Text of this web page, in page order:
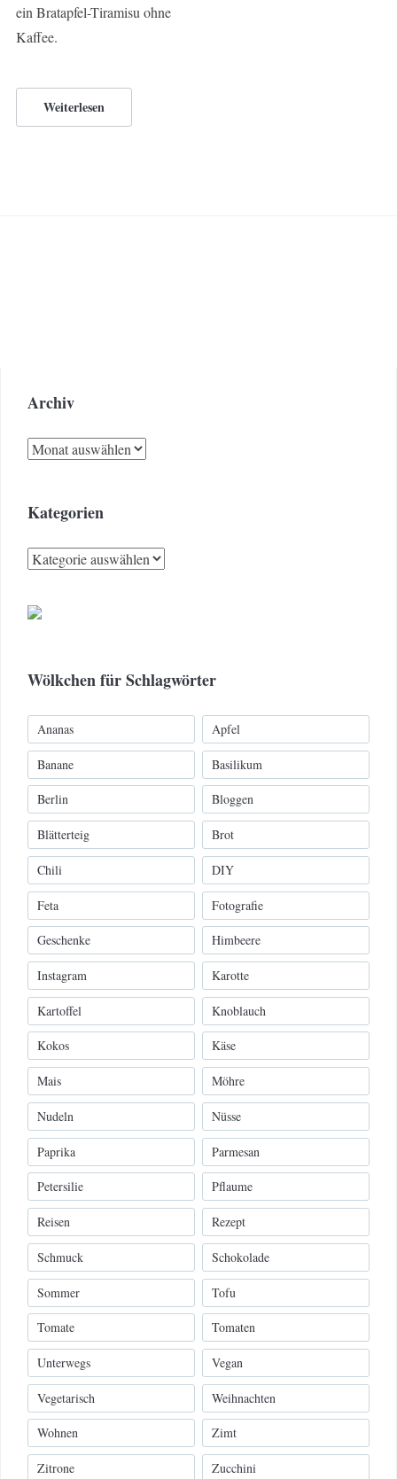
ein Bratapfel-Tiramisu ohne
Kaffee.
Weiterlesen
Archiv
Archiv
Kategorien
Kategorien
Wölkchen für Schlagwörter
Ananas Apfel
Banane Basilikum
Berlin Bloggen
Blätterteig Brot
Chili DIY
Feta Fotografie
Geschenke Himbeere
Instagram Karotte
Kartoffel Knoblauch
Kokos Käse
Mais Möhre
Nudeln Nüsse
Paprika Parmesan
Petersilie Pflaume
Reisen Rezept
Schmuck Schokolade
Sommer Tofu
Tomate Tomaten
Unterwegs Vegan
Vegetarisch Weihnachten
Wohnen Zimt
Zitrone Zucchini